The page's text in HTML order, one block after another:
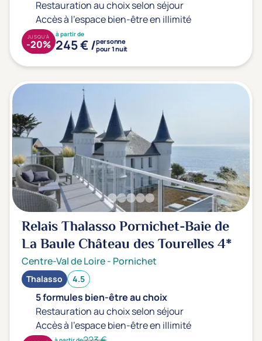
Restauration au choix selon séjour
Accès à l'espace bien-être en illimité
à partir de
245 € /personne
pour 1 nuit
JUSQU'À
-20%
Relais Thalasso Pornichet-Baie de
La Baule Château des Tourelles4*
Centre-Val de Loire- Pornichet
Thalasso 4.5
5 formules bien-être au choix
Restauration au choix selon séjour
Accès à l'espace bien-être en illimité